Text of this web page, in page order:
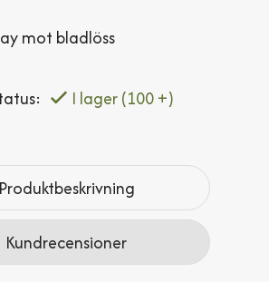
mot bladlöss
I lager(100 +)
Produktbeskrivning
Kundrecensioner